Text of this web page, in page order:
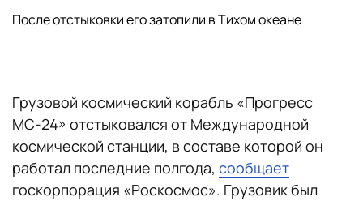
После отстыковки его затопили в Тихом океане
Грузовой космический корабль «Прогресс
МС-24» отстыковался от Международной
космической станции, в составе которой он
работал последние полгода, сообщает
госкорпорация «Роскосмос». Грузовик был